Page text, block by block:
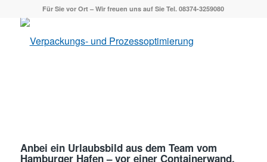
Für Sie vor Ort – Wir freuen uns auf Sie Tel. 08374-3259080
Anbei ein Urlaubsbild aus dem Team vom
Hamburger Hafen – vor einer Containerwand.